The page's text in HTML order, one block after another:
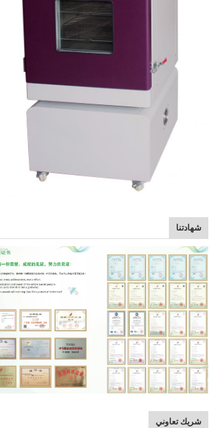
شهادتنا
شريك تعاوني